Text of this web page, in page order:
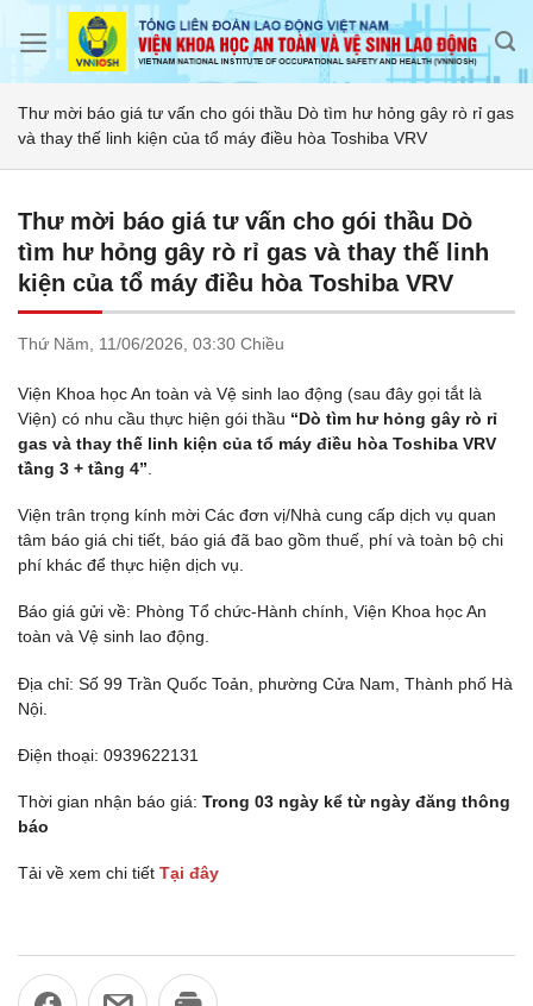
Thư mời báo giá tư vấn cho gói thầu Dò tìm hư hỏng gây rò rỉ gas
và thay thế linh kiện của tổ máy điều hòa Toshiba VRV
Thư mời báo giá tư vấn cho gói thầu Dò
tìm hư hỏng gây rò rỉ gas và thay thế linh
kiện của tổ máy điều hòa Toshiba VRV
Thứ Năm, 11/06/2026, 03:30 Chiều
Viện Khoa học An toàn và Vệ sinh lao động (sau đây gọi tắt là
Viện) có nhu cầu thực hiện gói thầu “Dò tìm hư hỏng gây rò rỉ
gas và thay thế linh kiện của tổ máy điều hòa Toshiba VRV
tầng 3 + tầng 4”
Viện trân trọng kính mời Các đơn vị/Nhà cung cấp dịch vụ quan
tâm báo giá chi tiết, báo giá đã bao gồm thuế, phí và toàn bộ chi
phí khác để thực hiện dịch vụ.
Báo giá gửi về: Phòng Tổ chức-Hành chính, Viện Khoa học An
toàn và Vệ sinh lao động.
Địa chỉ: Số 99 Trần Quốc Toản, phường Cửa Nam, Thành phố Hà
Nội.
Điện thoại: 0939622131
Thời gian nhận báo giá: Trong 03 ngày kể từ ngày đăng thông
báo
Tải về xem chi tiết Tại đây